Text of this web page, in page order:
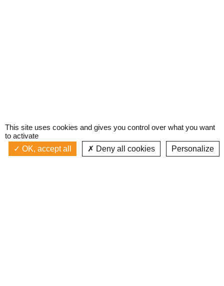
Émission à l'antenne
Actualités La radio
This site uses cookies and gives you control over what you want
to activate
OK, accept all
Deny all cookies
Personalize